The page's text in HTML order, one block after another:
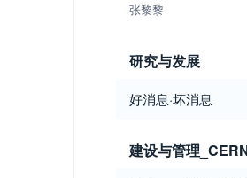
张黎黎
研究与发展
好消息·坏消息
建设与管理